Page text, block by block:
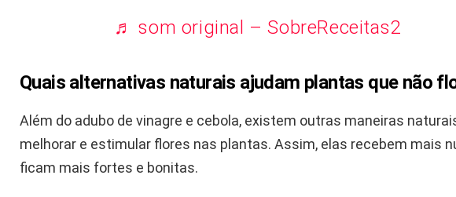
♬ som original – SobreReceitas2
Quais alternativas naturais ajudam plantas que não
Além do adubo de vinagre e cebola, existem outras maneiras
melhorar e estimular flores nas plantas. Assim, elas recebem mais
ficam mais fortes e bonitas.